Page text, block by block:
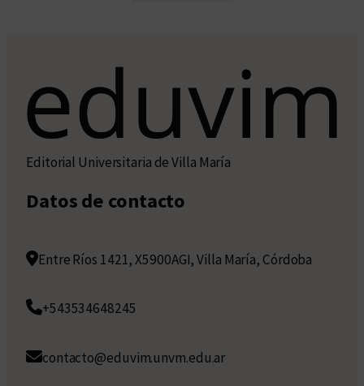
Editorial Universitaria de Villa María
Datos de contacto
Entre Ríos 1421, X5900AGI, Villa María, Córdoba
+543534648245
contacto@eduvim.unvm.edu.ar